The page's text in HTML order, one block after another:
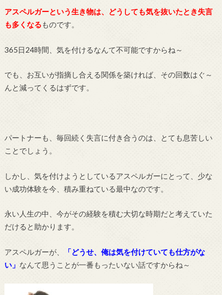
アスペルガーという生き物は、どうしても気を抜いたとき失言
も多くなる ものです。
365日24時間、気を付けるなんて不可能ですからね～
でも、お互いが指摘し合える関係を築ければ、その回数はぐ～
んと減ってくるはずです。
パートナーも、毎回続く失言に付き合うのは、とても息苦しい
ことでしょう。
しかし、気を付けようとしているアスペルガーにとって、少な
い成功体験を今、積み重ねている最中なのです。
永い人生の中、今がその経験を積む大切な時期だと考えていた
だけると助かります。
アスペルガーが、
「どうせ、俺は気を付けていても仕方がな
い」 なんて思うことが一番もったいない話ですからね～